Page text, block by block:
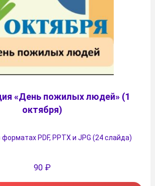
«День пожилых людей» (1
октября)
PDF, PPTX и JPG (24 слайда)
90 ₽